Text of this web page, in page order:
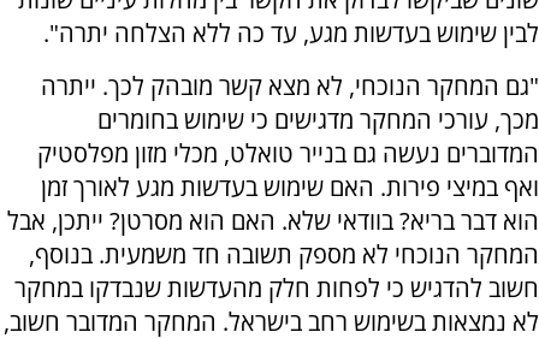
לבין שימוש בעדשות מגע, עד כה ללא הצלחה יתרה".
"גם המחקר הנוכחי, לא מצא קשר מובהק לכך. ייתרה
מכך, עורכי המחקר מדגישים כי שימוש בחומרים
המדוברים נעשה גם בנייר טואלט, מכלי מזון מפלסטיק
ואף במיצי פירות. האם שימוש בעדשות מגע לאורך זמן
הוא דבר בריא? בוודאי שלא. האם הוא מסרטן? ייתכן, אבל
המחקר הנוכחי לא מספק תשובה חד משמעית. בנוסף,
חשוב להדגיש כי לפחות חלק מהעדשות שנבדקו במחקר
לא נמצאות בשימוש רחב בישראל. המחקר המדובר חשוב,